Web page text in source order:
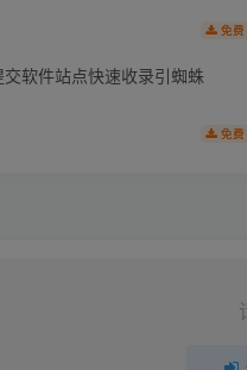
免费
软件站点快速收录引蜘蛛
免费